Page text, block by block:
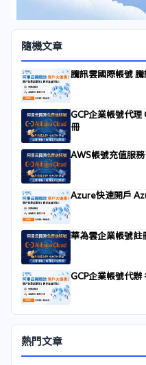
隨機文章
騰訊雲國際帳號
GCP企業帳號代
冊
AWS帳號充值服
Azure快速開戶
華為雲企業帳號註
GCP企業帳號代辦
熱門文章